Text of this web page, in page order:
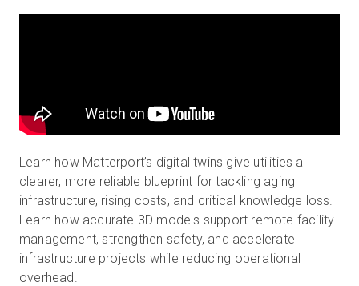
Prix
Découvrez les nouveautés
Nous contacter
Connexion
Essai gratuit
Learn how Matterport’s digital twins give utilities a
clearer, more reliable blueprint for tackling aging
infrastructure, rising costs, and critical knowledge loss.
Learn how accurate 3D models support remote facility
management, strengthen safety, and accelerate
infrastructure projects while reducing operational
overhead.